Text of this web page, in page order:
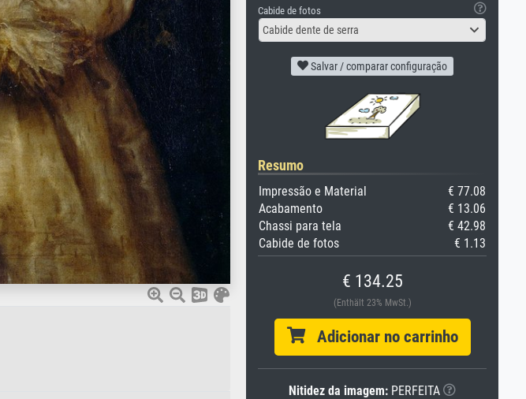
Cabide de fotos
Cabide dente de serra
Salvar / comparar configuração
Resumo
Impressão e Material
€ 77.08
Acabamento
€ 13.06
Chassi para tela
€ 42.98
Cabide de fotos
€ 1.13
€ 134.25
(Enthält 23% MwSt.)
Adicionar no carrinho
Nitidez da imagem: PERFEITA